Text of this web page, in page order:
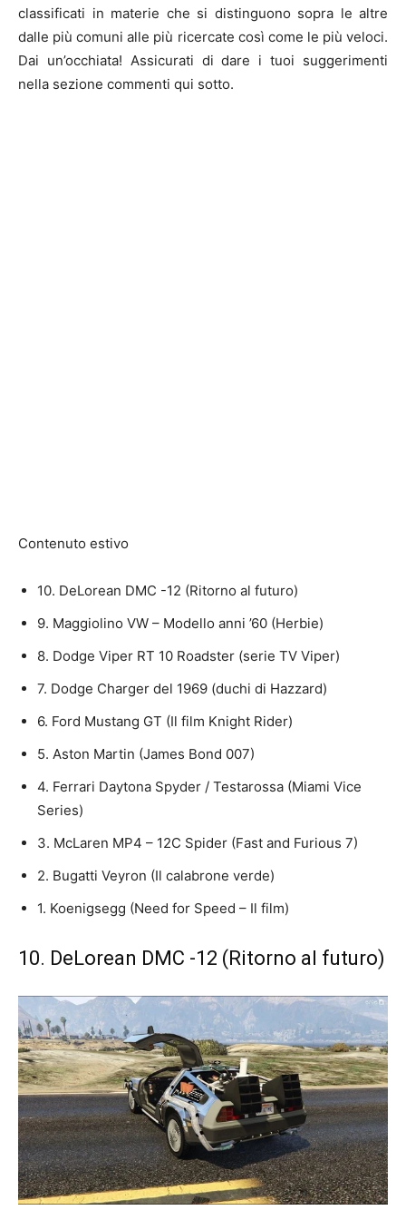
classificati in materie che si distinguono sopra le altre
dalle più comuni alle più ricercate così come le più veloci.
Dai un’occhiata! Assicurati di dare i tuoi suggerimenti
nella sezione commenti qui sotto.
Contenuto estivo
10. DeLorean DMC -12 (Ritorno al futuro)
9. Maggiolino VW – Modello anni ’60 (Herbie)
8. Dodge Viper RT 10 Roadster (serie TV Viper)
7. Dodge Charger del 1969 (duchi di Hazzard)
6. Ford Mustang GT (Il film Knight Rider)
5. Aston Martin (James Bond 007)
4. Ferrari Daytona Spyder / Testarossa (Miami Vice
Series)
3. McLaren MP4 – 12C Spider (Fast and Furious 7)
2. Bugatti Veyron (Il calabrone verde)
1. Koenigsegg (Need for Speed ​​– Il film)
10. DeLorean DMC -12 (Ritorno al futuro)